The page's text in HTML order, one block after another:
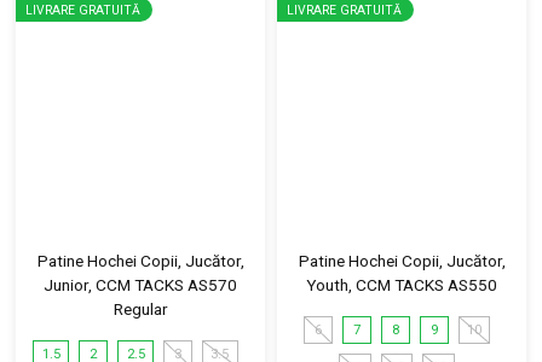
LIVRARE GRATUITĂ
Patine Hochei Copii, Jucător,
Junior, CCM TACKS AS570
Regular
1.5 2 2.5 3 3.5
LIVRARE GRATUITĂ
Patine Hochei Copii, Jucător,
Youth, CCM TACKS AS550
6 7 8 9 10